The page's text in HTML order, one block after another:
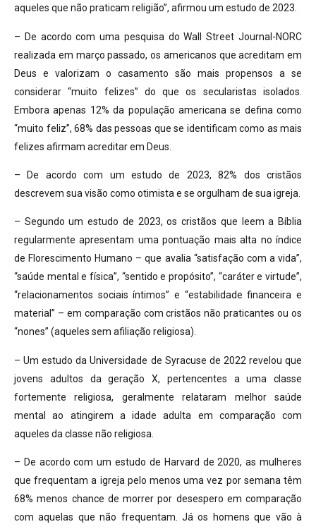
aqueles que não praticam religião”, afirmou um estudo de 2023.
– De acordo com uma pesquisa do Wall Street Journal-NORC
realizada em março passado, os americanos que acreditam em
Deus e valorizam o casamento são mais propensos a se
considerar “muito felizes” do que os secularistas isolados.
Embora apenas 12% da população americana se defina como
“muito feliz”, 68% das pessoas que se identificam como as mais
felizes afirmam acreditar em Deus.
– De acordo com um estudo de 2023, 82% dos cristãos
descrevem sua visão como otimista e se orgulham de sua igreja.
– Segundo um estudo de 2023, os cristãos que leem a Bíblia
regularmente apresentam uma pontuação mais alta no índice
de Florescimento Humano – que avalia “satisfação com a vida”,
“saúde mental e física”, “sentido e propósito”, “caráter e virtude”,
“relacionamentos sociais íntimos” e “estabilidade financeira e
material” – em comparação com cristãos não praticantes ou os
“nones” (aqueles sem afiliação religiosa).
– Um estudo da Universidade de Syracuse de 2022 revelou que
jovens adultos da geração X, pertencentes a uma classe
fortemente religiosa, geralmente relataram melhor saúde
mental ao atingirem a idade adulta em comparação com
aqueles da classe não religiosa.
– De acordo com um estudo de Harvard de 2020, as mulheres
que frequentam a igreja pelo menos uma vez por semana têm
68% menos chance de morrer por desespero em comparação
com aquelas que não frequentam. Já os homens que vão à